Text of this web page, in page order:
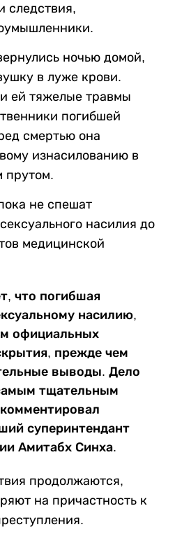
следствия,
ночью домой,
в луже крови.
ей тяжелые травмы
погибшей
смертью она
изнасилованию в
прутом.
не спешат
насилия до
медицинской
что погибшая
насилию,
официальных
прежде чем
выводы. Дело
тщательным
суперинтендант
Амитабх Синха.
продолжаются,
на причастность к